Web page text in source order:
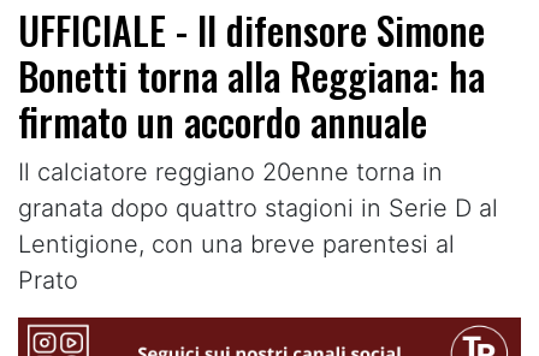
UFFICIALE - Il difensore Simone
Bonetti torna alla Reggiana: ha
firmato un accordo annuale
Il calciatore reggiano 20enne torna in
granata dopo quattro stagioni in Serie D al
Lentigione, con una breve parentesi al
Prato